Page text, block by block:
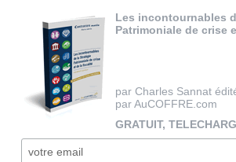
Les incontournables
Patrimoniale de crise
par Charles Sannat
par AuCOFFRE.com
GRATUIT,